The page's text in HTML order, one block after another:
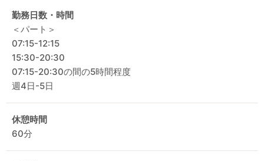
勤務日数・時間
＜パート＞
07:15-12:15
15:30-20:30
07:15-20:30の間の5時間程度
週4日-5日
休憩時間
60分